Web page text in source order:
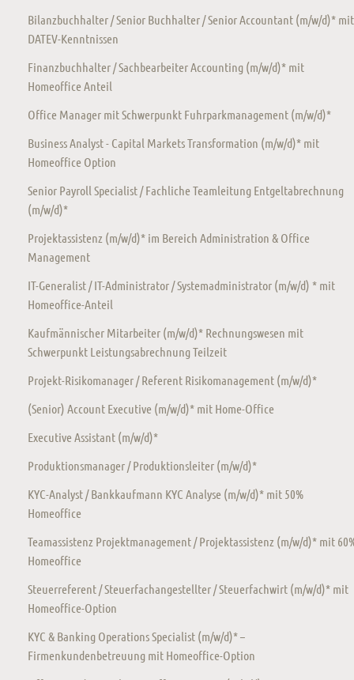
Bilanzbuchhalter / Senior Buchhalter / Senior Accountant (m/w/d)* mit
DATEV-Kenntnissen
Finanzbuchhalter / Sachbearbeiter Accounting (m/w/d)* mit
Homeoffice Anteil
Office Manager mit Schwerpunkt Fuhrparkmanagement (m/w/d)*
Business Analyst - Capital Markets Transformation (m/w/d)* mit
Homeoffice Option
Senior Payroll Specialist / Fachliche Teamleitung Entgeltabrechnung
(m/w/d)*
Projektassistenz (m/w/d)* im Bereich Administration & Office
Management
IT-Generalist / IT-Administrator / Systemadministrator (m/w/d) * mit
Homeoffice-Anteil
Kaufmännischer Mitarbeiter (m/w/d)* Rechnungswesen mit
Schwerpunkt Leistungsabrechnung Teilzeit
Projekt-Risikomanager / Referent Risikomanagement (m/w/d)*
(Senior) Account Executive (m/w/d)* mit Home-Office
Executive Assistant (m/w/d)*
Produktionsmanager / Produktionsleiter (m/w/d)*
KYC-Analyst / Bankkaufmann KYC Analyse (m/w/d)* mit 50%
Homeoffice
Teamassistenz Projektmanagement / Projektassistenz (m/w/d)* mit
Homeoffice
Steuerreferent / Steuerfachangestellter / Steuerfachwirt (m/w/d)* mit
Homeoffice-Option
KYC & Banking Operations Specialist (m/w/d)* –
Firmenkundenbetreuung mit Homeoffice-Option